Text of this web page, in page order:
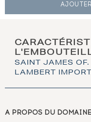
SAINT JAMES
LAMBERT
A PROPOS DU DOMAINE